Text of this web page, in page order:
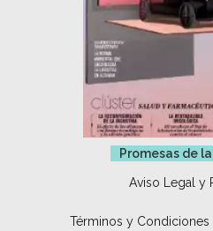
Promesas de
Aviso Legal y
Términos y Condiciones